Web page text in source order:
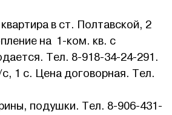
в ст. Полтавской, 2
на 1-ком. кв. с
Тел. 8-918-34-24-291.
1 с. Цена договорная. Тел.
подушки. Тел. 8-906-431-